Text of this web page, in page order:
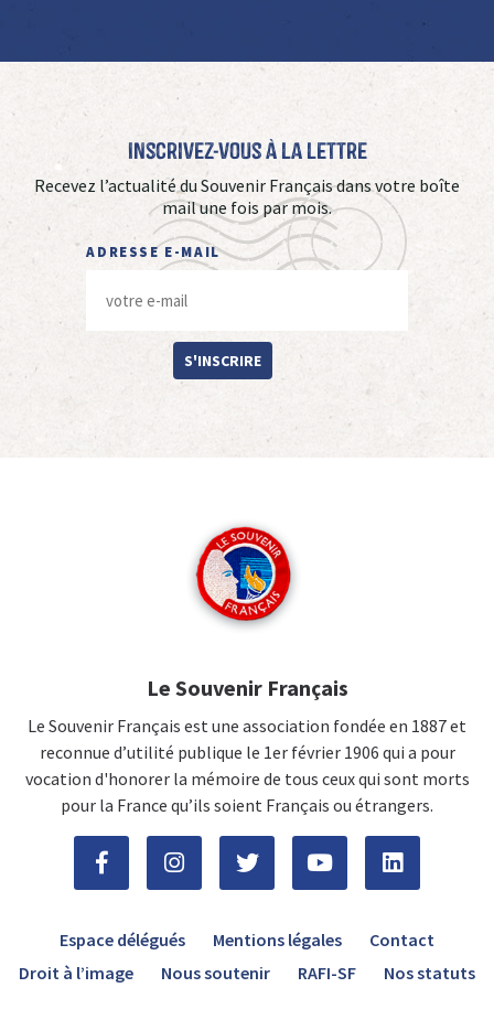
Inscrivez-vous à La Lettre
Recevez l’actualité du Souvenir Français dans votre boîte
mail une fois par mois.
ADRESSE E-MAIL
S'INSCRIRE
Le Souvenir Français
Le Souvenir Français est une association fondée en 1887 et
reconnue d’utilité publique le 1er février 1906 qui a pour
vocation d'honorer la mémoire de tous ceux qui sont morts
pour la France qu’ils soient Français ou étrangers.
Espace délégués Mentions légales
Contact
Droit à l’image
Nous soutenir RAFI-SF Nos statuts